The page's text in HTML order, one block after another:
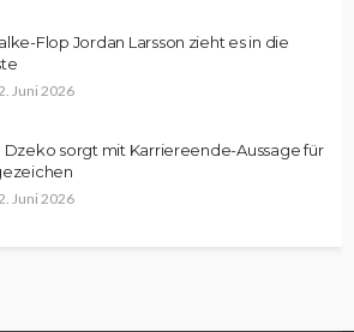
Flop Jordan Larsson zieht es in die
Juni 2026
Dzeko sorgt mit Karriereende-Aussage für
Juni 2026